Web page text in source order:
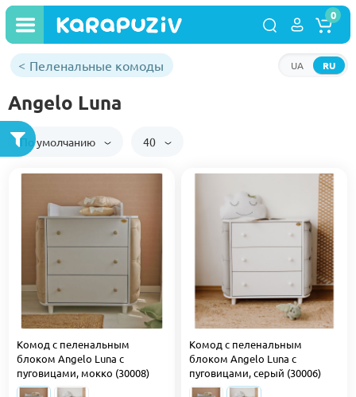
RU
UA
0
Пеленальные комоды
Angelo Luna
По умолчанию 40
Комод с пеленальным
блоком Angelo Luna с
пуговицами, мокко (30008)
Комод с пеленальным
блоком Angelo Luna с
пуговицами, серый (30006)